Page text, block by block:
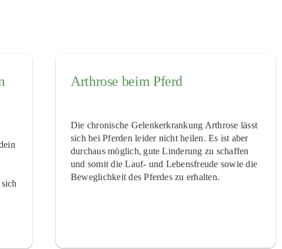
Arthrose beim Pferd
Die chronische Gelenkerkrankung Arthrose lässt
sich bei Pferden leider nicht heilen. Es ist aber
durchaus möglich, gute Linderung zu schaffen
und somit die Lauf- und Lebensfreude sowie die
Beweglichkeit des Pferdes zu erhalten.